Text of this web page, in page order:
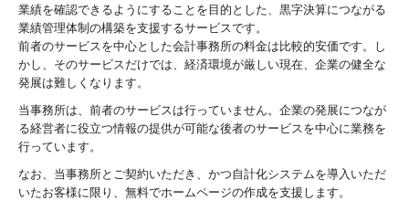
ご依頼の流れ
事務所概要
経営者お役立ち情報
税務Q&A
FXクラウドシリーズ
業績を確認できるようにすることを目的とした、黒字決算につながる
業績管理体制の構築を支援するサービスです。
前者のサービスを中心とした会計事務所の料金は比較的安価です。し
かし、そのサービスだけでは、経済環境が厳しい現在、企業の健全な
発展は難しくなります。
当事務所は、前者のサービスは行っていません。企業の発展につなが
る経営者に役立つ情報の提供が可能な後者のサービスを中心に業務を
行っています。
なお、当事務所とご契約いただき、かつ自計化システムを導入いただ
いたお客様に限り、無料でホームページの作成を支援します。